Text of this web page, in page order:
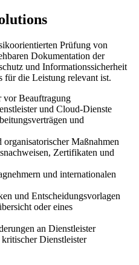
Prüfung von
Dokumentation der
und Informationssicherheit
für die Leistung relevant ist.
vor Beauftragung
und Cloud-Dienste
und
Maßnahmen
Zertifikaten und
und internationalen
und Entscheidungsvorlagen
oder eines
an Dienstleister
Dienstleister